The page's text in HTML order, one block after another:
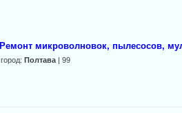
Ремонт микроволновок, пылесосов,
город: Полтава| 99